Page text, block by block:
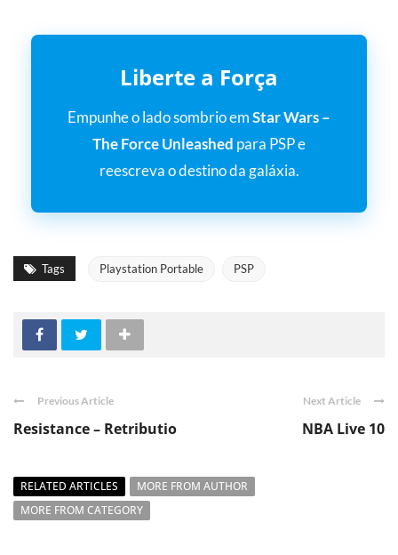
Liberte a Força
Empunhe o lado sombrio emStar Wars –
The Force Unleashed para PSP e
reescreva o destino da galáxia.
Tags Playstation Portable PSP
Previous Article
Resistance – Retributio
Next Article
NBA Live 10
RELATED ARTICLES
MORE FROM AUTHOR
MORE FROM CATEGORY